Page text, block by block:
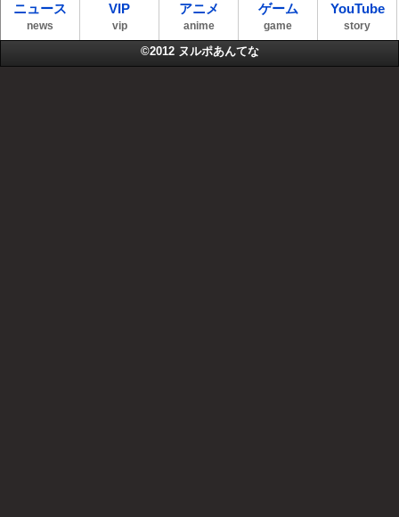
ニュース
news
VIP
vip
アニメ
anime
ゲーム
game
YouTube
story
©2012 ヌルポあんてな